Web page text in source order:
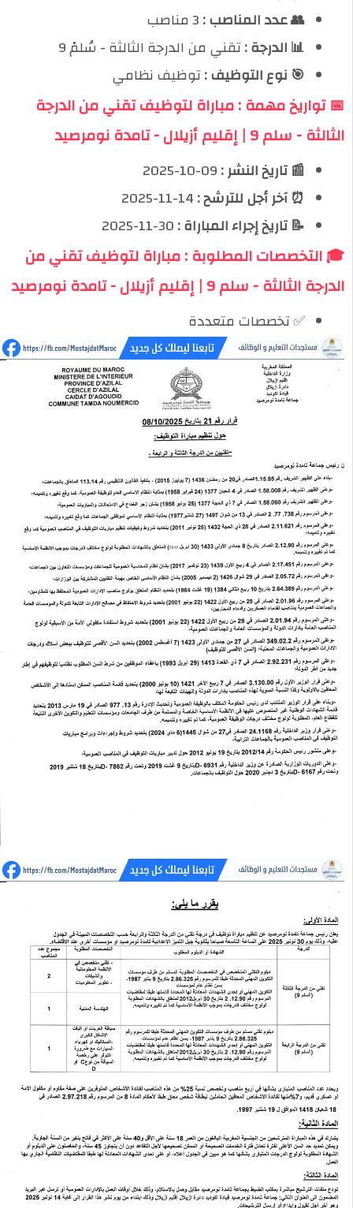
👥 عدد المناصب :3 مناصب
📊 الدرجة :تقني من الدرجة الثالثة - سُلمْ 9
🎯 نوع التوظيف :توظيف نظامي
📅 تواريخ مهمة : مباراة لتوظيف تقني من الدرجة
الثالثة - سلم 9 | إقليم أزيلال - تامدة نومرصيد
📰 تاريخ النشر :09-10-2025
⏰ آخر أجل للترشح :14-11-2025
📝 تاريخ إجراء المباراة :30-11-2025
🎓 التخصصات المطلوبة : مباراة لتوظيف تقني من
الدرجة الثالثة - سلم 9 | إقليم أزيلال - تامدة نومرصيد
✅ تخصصات متعددة